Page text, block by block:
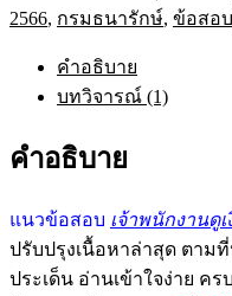
2566, กรมธนารักษ์, ข้อสอบ
คำอธิบาย
บทวิจารณ์ (1)
คำอธิบาย
แนวข้อสอบ เจ้าพนักงานดูเ
ปรับปรุงเนื้อหาล่าสุด ตาม
ประเด็น อ่านเข้าใจง่าย ค